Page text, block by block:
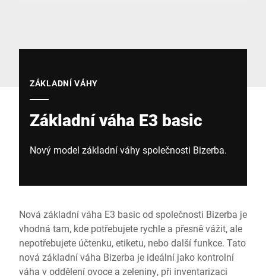
ZÁKLADNÍ VÁHY
Základní váha E3 basic
Nový model základní váhy společnosti Bizerba.
Nová základní váha E3 basic od společnosti Bizerba je
vhodná tam, kde potřebujete rychle a přesně vážit, ale
nepotřebujete účtenku, etiketu, nebo další funkce. Tato
nová základní váha Bizerba je ideální jako kontrolní
váha v oddělení ovoce a zeleniny, při inventarizaci